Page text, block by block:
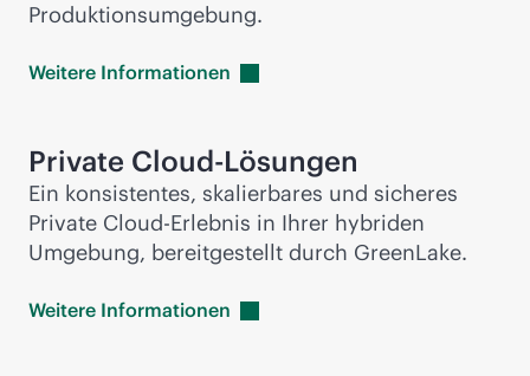
Produktionsumgebung.
Weitere Informationen
Private Cloud-Lösungen
Ein konsistentes, skalierbares und sicheres
Private Cloud-Erlebnis in Ihrer hybriden
Umgebung, bereitgestellt durch GreenLake.
Weitere Informationen